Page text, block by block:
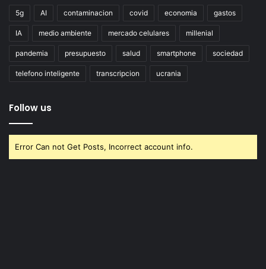
5g AI contaminacion covid economia gastos
IA medio ambiente mercado celulares millenial
pandemia presupuesto salud smartphone sociedad
telefono inteligente transcripcion ucrania
Follow us
Error Can not Get Posts, Incorrect account info.